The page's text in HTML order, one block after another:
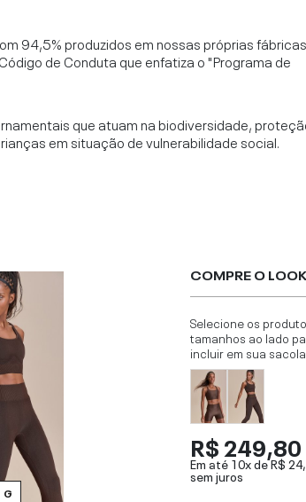
94,5% produzidos em nossas próprias
de Conduta que enfatiza o "Programa de
que atuam na biodiversidade,
em situação de vulnerabilidade social.
G
COMPRE O LOOK
Selecione os
tamanhos ao lado
incluir em sua sacola.
R$ 249,80
Em até 10x deR$
sem juros